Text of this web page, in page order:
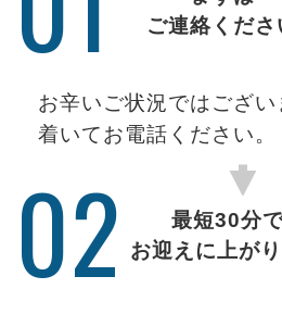
ご連絡くださ
お辛いご状況ではござ
着いてお電話ください。
02
最短30分
お迎えに上が